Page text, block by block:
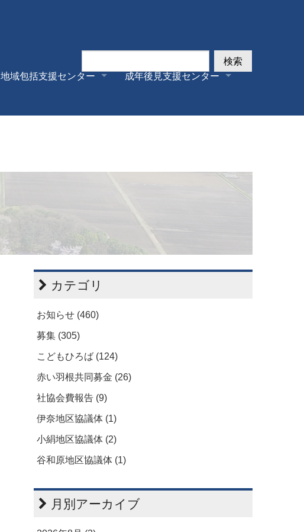
地域包括支援センター
成年後見支援センター
検索
カテゴリ
お知らせ (460)
募集 (305)
こどもひろば (124)
赤い羽根共同募金 (26)
社協会費報告 (9)
伊奈地区協議体 (1)
小絹地区協議体 (2)
谷和原地区協議体 (1)
月別アーカイブ